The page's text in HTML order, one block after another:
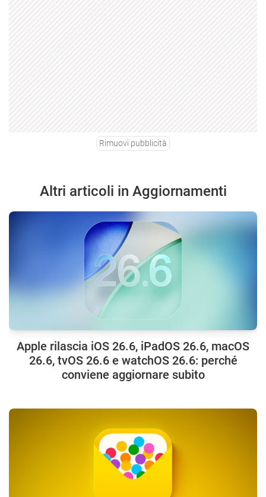
Rimuovi pubblicità
Altri articoli in Aggiornamenti
Apple rilascia iOS 26.6, iPadOS 26.6, macOS
26.6, tvOS 26.6 e watchOS 26.6: perché
conviene aggiornare subito